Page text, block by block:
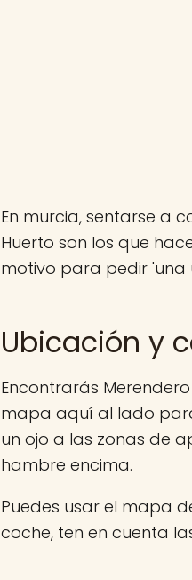
En murcia, sentarse a
Huerto son los que
motivo para pedir 'una
Ubicación y
Encontrarás
mapa aquí al lado
un ojo a las zonas de
hambre encima.
Puedes usar el mapa
coche, ten en cuenta